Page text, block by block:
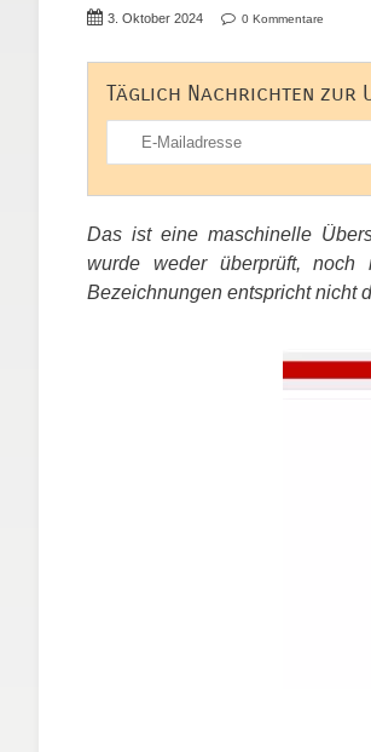
3. Oktober 2024 0 Kommentare
Täglich Nachrichten zur
Das ist eine maschinelle
wurde weder überprüft, noch
Bezeichnungen entspricht nicht